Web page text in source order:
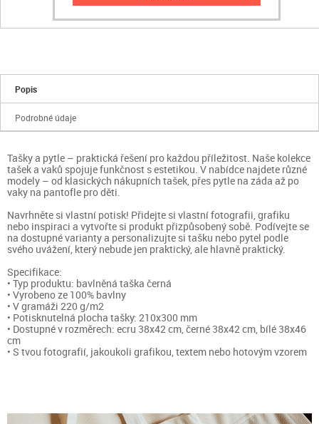
Popis
Podrobné údaje
Tašky a pytle – praktická řešení pro každou příležitost. Naše kolekce
tašek a vaků spojuje funkčnost s estetikou. V nabídce najdete různé
modely – od klasických nákupních tašek, přes pytle na záda až po
vaky na pantofle pro děti.
Navrhněte si vlastní potisk! Přidejte si vlastní fotografii, grafiku
nebo inspiraci a vytvořte si produkt přizpůsobený sobě. Podívejte se
na dostupné varianty a personalizujte si tašku nebo pytel podle
svého uvážení, který nebude jen praktický, ale hlavně praktický.
Specifikace:
• Typ produktu: bavlněná taška černá
• Vyrobeno ze 100% bavlny
• V gramáži 220 g/m2
• Potisknutelná plocha tašky: 210x300 mm
• Dostupné v rozměrech: ecru 38x42 cm, černé 38x42 cm, bílé 38x46
cm
• S tvou fotografií, jakoukoli grafikou, textem nebo hotovým vzorem